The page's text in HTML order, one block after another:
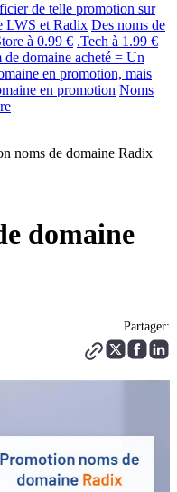
de telle promotion sur
LWS et Radix Des noms de
à 0.99 € .Tech à 1.99 €
domaine acheté = Un
en promotion, mais
en promotion Noms
noms de domaine Radix
domaine
Partager: